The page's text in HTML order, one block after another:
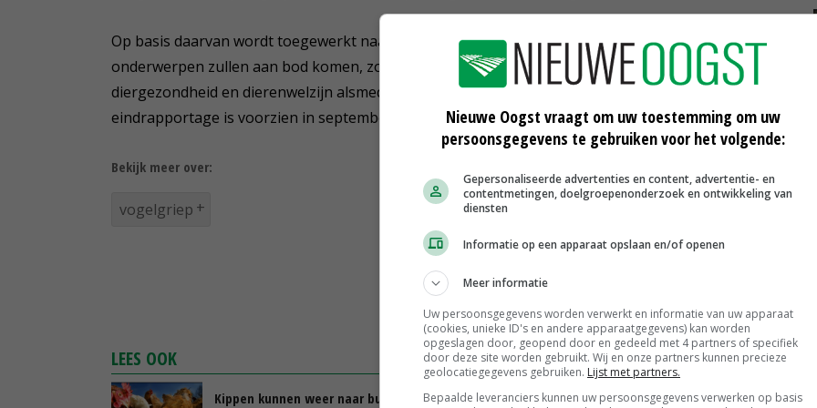
Op basis daarvan wordt toegewerkt naar gedragen oplossingsrichtingen. Alle relevante
onderwerpen zullen aan bod komen, zoals risico's van wilde vogels en waterrijke gebieden,
diergezondheid en dierenwelzijn alsmede mogelijkheden voor vaccinatiestrategieën. De
eindrapportage is voorzien in september 2018.
Bekijk meer over:
vogelgriep
LEES OOK
Kippen kunnen weer naar buiten Ophokplicht vrijdag deels opgeheven
Nieuwe Oogst vraagt om uw toestemming om uw
persoonsgegevens te gebruiken voor het volgende:
Gepersonaliseerde advertenties en content, advertentie- en
contentmetingen, doelgroepenonderzoek en ontwikkeling van
diensten
Informatie op een apparaat opslaan en/of openen
Meer informatie
Uw persoonsgegevens worden verwerkt en informatie van uw apparaat
(cookies, unieke ID's en andere apparaatgegevens) kan worden
opgeslagen door, geopend door en gedeeld met 4 partners of specifiek
door deze site worden gebruikt. Wij en onze partners kunnen precieze
geolocatiegegevens gebruiken. Lijst met partners.
Bepaalde leveranciers kunnen uw persoonsgegevens verwerken op basis